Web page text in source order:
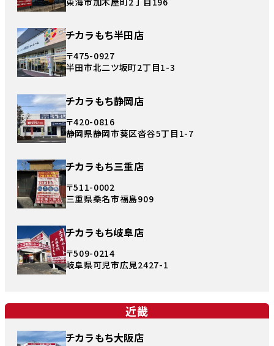
チカラもち半田店
〒475-0927
半田市北二ツ坂町2丁目1-3
チカラもち静岡店
〒420-0816
静岡県静岡市葵区沓谷5丁目1-7
チカラもち三重店
〒511-0002
三重県桑名市福島909
チカラもち岐阜店
〒509-0214
岐阜県可児市広見2427-1
近畿
チカラもち大阪店